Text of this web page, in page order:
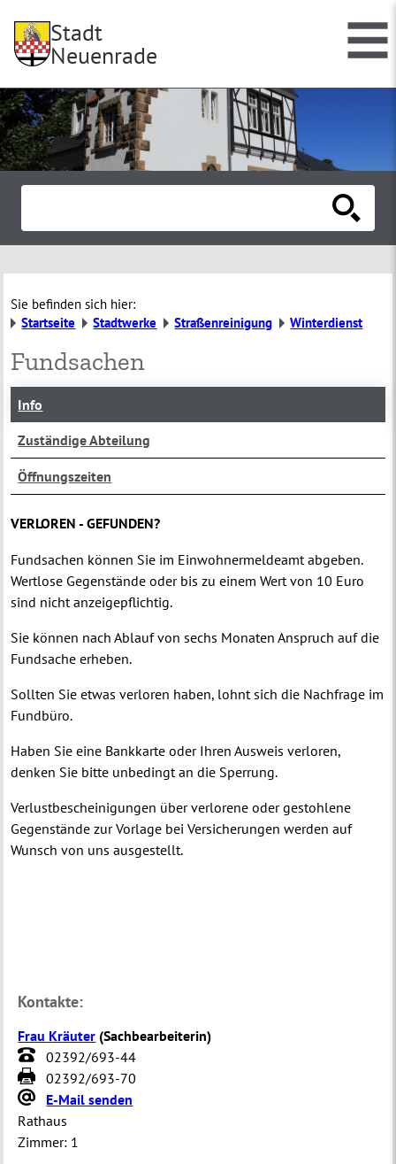
Stadt
Neuenrade
Sie befinden sich hier:
Startseite
Stadtwerke Straßenreinigung Winterdienst
Fundsachen
Info
Zuständige Abteilung
Öffnungszeiten
VERLOREN - GEFUNDEN?
Fundsachen können Sie im Einwohnermeldeamt abgeben.
Wertlose Gegenstände oder bis zu einem Wert von 10 Euro
sind nicht anzeigepflichtig.
Sie können nach Ablauf von sechs Monaten Anspruch auf die
Fundsache erheben.
Sollten Sie etwas verloren haben, lohnt sich die Nachfrage im
Fundbüro.
Haben Sie eine Bankkarte oder Ihren Ausweis verloren,
denken Sie bitte unbedingt an die Sperrung.
Verlustbescheinigungen über verlorene oder gestohlene
Gegenstände zur Vorlage bei Versicherungen werden auf
Wunsch von uns ausgestellt.
Kontakte:
Frau Kräuter (Sachbearbeiterin)
02392/693-44
02392/693-70
E-Mail senden
Rathaus
Zimmer: 1